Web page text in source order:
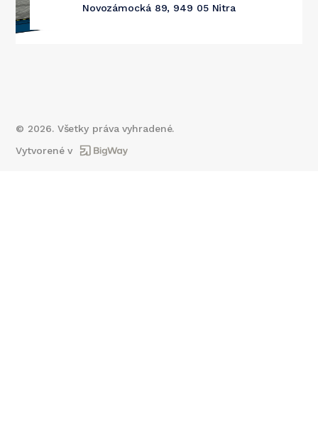
Novozámocká 89, 949 05 Nitra
© 2026. Všetky práva vyhradené.
Vytvorené v